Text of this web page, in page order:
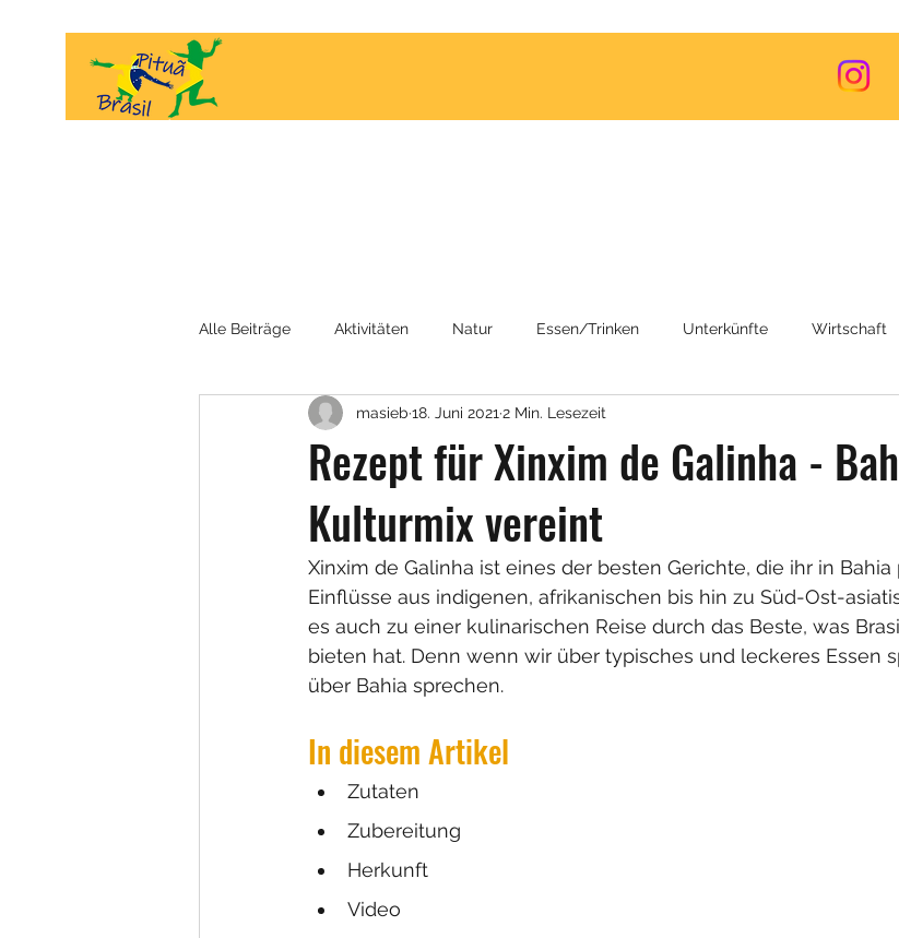
Alle Beiträge Aktivitäten Natur Essen/Trinken Unterkünfte Wirtschaft
Interviews die Menschen Reiseinformationen
Rezept für Xinxim de Galinha -
Kulturmix vereint
masieb 18. Juni 2021 2 Min. Lesezeit
Xinxim de Galinha ist eines der besten Gerichte, die ihr in
Einflüsse aus indigenen, afrikanischen bis hin zu Süd-Ost-
es auch zu einer kulinarischen Reise durch das Beste, was
bieten hat. Denn wenn wir über typisches und leckeres Essen
über Bahia sprechen.
In diesem Artikel
Zutaten
Zubereitung
Herkunft
Video